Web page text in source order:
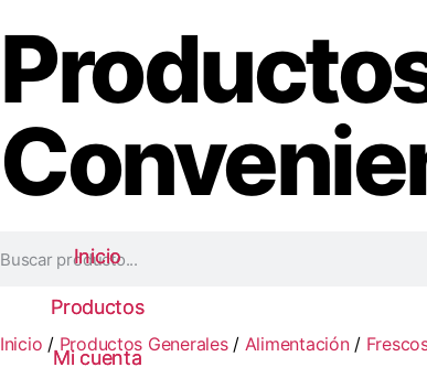
Inicio
Productos
Mi cuenta
Inicio
Productos
Mi cuenta
Inicio / Productos Generales/ Alimentación/